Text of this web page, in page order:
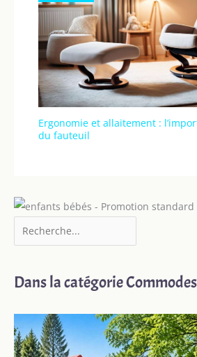
Ergonomie et allaitement :
du fauteuil
Dans la catégorie